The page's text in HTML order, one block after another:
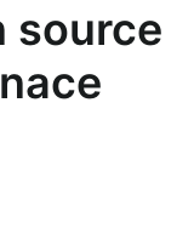
source